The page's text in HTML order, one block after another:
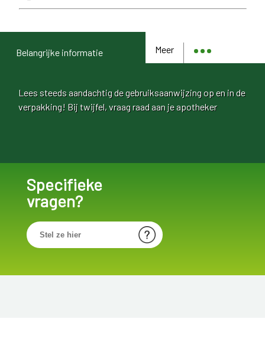
Meer
Belangrijke informatie
Lees steeds aandachtig de gebruiksaanwijzing op en in de
verpakking! Bij twijfel, vraag raad aan je apotheker
Specifieke
vragen?